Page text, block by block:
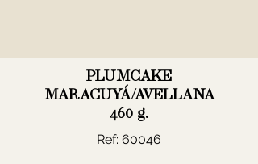
PLUMCAKE
MARACUYÁ/AVELLANA
460 g.
Ref: 60046